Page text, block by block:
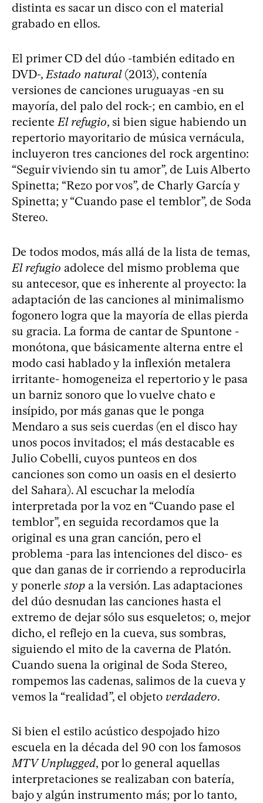
distinta es sacar un disco con el material
grabado en ellos.
El primer CD del dúo -también editado en
DVD-,Estado natural(2013), contenía
versiones de canciones uruguayas -en su
mayoría, del palo del rock-; en cambio, en el
recienteEl refugio, si bien sigue habiendo un
repertorio mayoritario de música vernácula,
incluyeron tres canciones del rock argentino:
“Seguir viviendo sin tu amor”, de Luis Alberto
Spinetta; “Rezo por vos”, de Charly García y
Spinetta; y “Cuando pase el temblor”, de Soda
Stereo.
De todos modos, más allá de la lista de temas,
El refugio adolece del mismo problema que
su antecesor, que es inherente al proyecto: la
adaptación de las canciones al minimalismo
fogonero logra que la mayoría de ellas pierda
su gracia. La forma de cantar de Spuntone -
monótona, que básicamente alterna entre el
modo casi hablado y la inflexión metalera
irritante- homogeneiza el repertorio y le pasa
un barniz sonoro que lo vuelve chato e
insípido, por más ganas que le ponga
Mendaro a sus seis cuerdas (en el disco hay
unos pocos invitados; el más destacable es
Julio Cobelli, cuyos punteos en dos
canciones son como un oasis en el desierto
del Sahara). Al escuchar la melodía
interpretada por la voz en “Cuando pase el
temblor”, en seguida recordamos que la
original es una gran canción, pero el
problema -para las intenciones del disco- es
que dan ganas de ir corriendo a reproducirla
y ponerle stop a la versión. Las adaptaciones
del dúo desnudan las canciones hasta el
extremo de dejar sólo sus esqueletos; o, mejor
dicho, el reflejo en la cueva, sus sombras,
siguiendo el mito de la caverna de Platón.
Cuando suena la original de Soda Stereo,
rompemos las cadenas, salimos de la cueva y
vemos la “realidad”, el objeto verdadero.
Si bien el estilo acústico despojado hizo
escuela en la década del 90 con los famosos
MTV Unplugged, por lo general aquellas
interpretaciones se realizaban con batería,
bajo y algún instrumento más; por lo tanto,